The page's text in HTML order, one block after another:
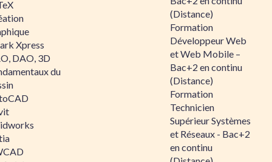
Xpress
DAO, 3D
du
(Distance)
Formation
Développeur Web
et Web Mobile –
Bac+2 en continu
(Distance)
Formation
Technicien
Supérieur Systèmes
et Réseaux - Bac+2
en continu